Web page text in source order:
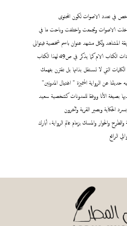
تداخلت الاصوات وتجمعت واختلفت وباحت ما في
المشاهد ولكل مشهد عنوان باسم شخصية فيتوالى
البوح والسرد والتواصل بدفع الآحداث ناهيك عن تسطير مفردات الكتاب الام كما يذكر في ص49 لهذا الكتاب
الكلمات التي لا تستقل بذاتها بل تقترن بفهمك
فيه حديثنا عن الرواية المتميزة " اغتيال المدونين"
بصيغة الأنا ووفقا للمدونات كشخصية سعيد
الحكاية وبصير القرية وآخرون
والحوار والمسك بزمام عالم الرواية، أبارك
الرائع